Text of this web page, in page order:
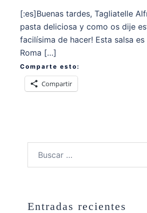
[:es]Buenas tardes, Tagliatelle
pasta deliciosa y como os dije
facilísima de hacer! Esta salsa
Roma […]
Comparte esto:
Compartir
Entradas recientes